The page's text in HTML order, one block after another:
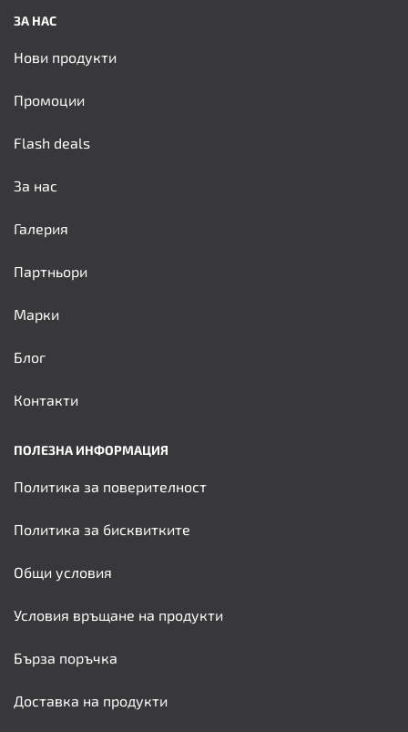
ЗА НАС
Нови продукти
Промоции
Flash deals
За нас
Галерия
Партньори
Марки
Блог
Контакти
ПОЛЕЗНА ИНФОРМАЦИЯ
Политика за поверителност
Политика за бисквитките
Общи условия
Условия връщане на продукти
Бърза поръчка
Доставка на продукти